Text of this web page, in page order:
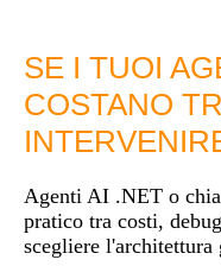
SE I TUOI
COSTANO
Agenti AI .NET o
pratico tra costi,
scegliere l'architettura